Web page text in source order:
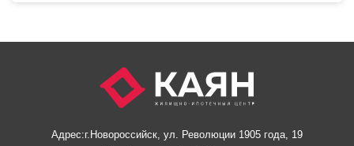
Адрес:г.Новороссийск, ул. Революции 1905 года, 19